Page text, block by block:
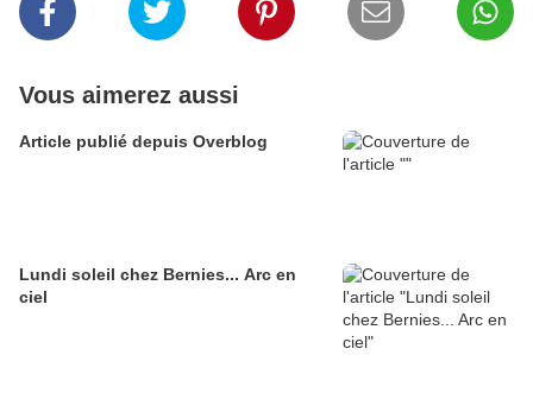
Vous aimerez aussi
Article publié depuis Overblog
Lundi soleil chez Bernies... Arc en
ciel